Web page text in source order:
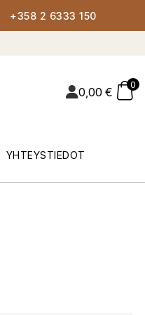
+358 2 6333 150
0,00 €
0
YHTEYSTIEDOT